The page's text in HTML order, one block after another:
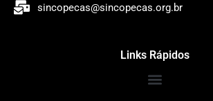
sincopecas@sincopecas.org.br
Links Rápidos